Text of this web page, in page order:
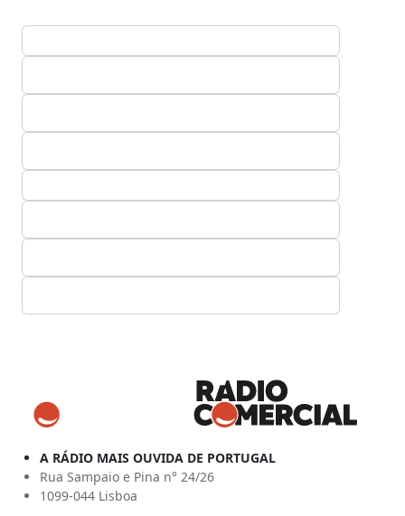
A RÁDIO MAIS OUVIDA DE PORTUGAL
Rua Sampaio e Pina n° 24/26
1099-044 Lisboa